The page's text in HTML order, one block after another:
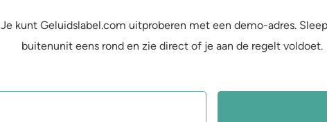
Je kunt Geluidslabel.com uitproberen met een demo-adres.
buitenunit eens rond en zie direct of je aan de regelt voldoet.